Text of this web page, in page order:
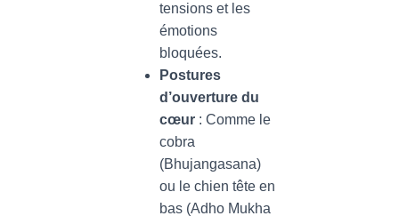
tensions et les
émotions
bloquées.
Postures
d’ouverture du
cœur : Comme le
cobra
(Bhujangasana)
ou le chien tête en
bas (Adho Mukha